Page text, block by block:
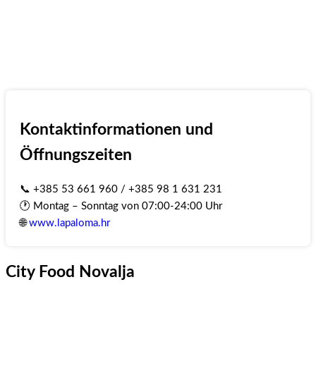
Kontaktinformationen und
Öffnungszeiten
📞 +385 53 661 960 / +385 98 1 631 231
🕐 Montag – Sonntag von 07:00-24:00 Uhr
🌐www.lapaloma.hr
City Food Novalja